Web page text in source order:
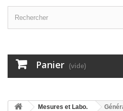
Panier (vide)
Mesures et Labo.